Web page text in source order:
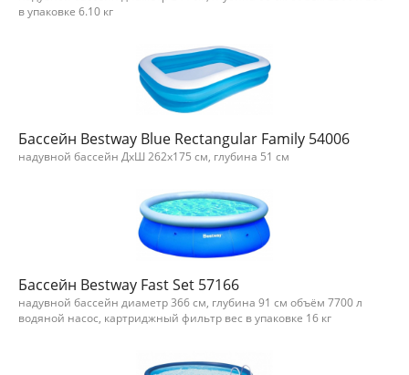
в упаковке 6.10 кг
Бассейн Bestway Blue Rectangular Family 54006
надувной бассейн ДхШ 262х175 см, глубина 51 см
Бассейн Bestway Fast Set 57166
надувной бассейн диаметр 366 см, глубина 91 см объём 7700 л
водяной насос, картриджный фильтр вес в упаковке 16 кг